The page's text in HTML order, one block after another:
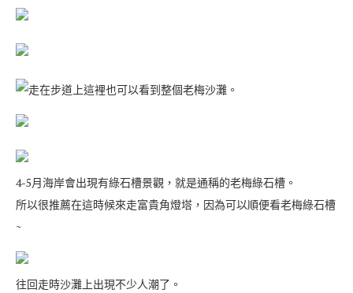
走在步道上這裡也可以看到整個老梅沙灘。
4-5月海岸會出現有綠石槽景觀，就是通稱的老梅綠石槽。
所以很推薦在這時候來走富貴角燈塔，因為可以順便看老梅綠石槽
~
往回走時沙灘上出現不少人潮了。